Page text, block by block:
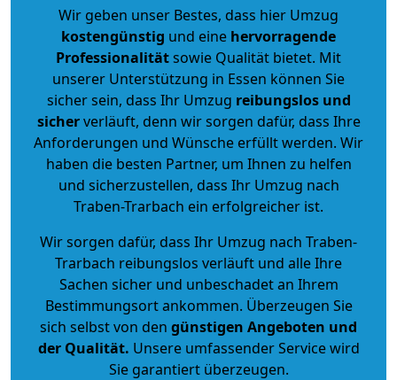
Wir geben unser Bestes, dass hier Umzug
kostengünstig und eine hervorragende
Professionalitätsowie Qualität bietet. Mit
unserer Unterstützung in Essen können Sie
sicher sein, dass Ihr Umzug reibungslos und
sicherverläuft, denn wir sorgen dafür, dass Ihre
Anforderungen und Wünsche erfüllt werden. Wir
haben die besten Partner, um Ihnen zu helfen
und sicherzustellen, dass Ihr Umzug nach
Traben-Trarbach ein erfolgreicher ist.
Wir sorgen dafür, dass Ihr Umzug nach Traben-
Trarbach reibungslos verläuft und alle Ihre
Sachen sicher und unbeschadet an Ihrem
Bestimmungsort ankommen. Überzeugen Sie
sich selbst von den günstigen Angeboten und
der Qualität. Unsere umfassender Service wird
Sie garantiert überzeugen.